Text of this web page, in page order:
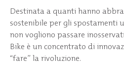
Destinata a quanti hanno
sostenibile per gli spostamenti
non vogliono passare
Bike è un concentrato di
“fare” la rivoluzione.